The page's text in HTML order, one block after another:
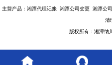
主营产品：湘潭代理记账 湘潭公司变更 湘潭公
清
版权所有：湘潭纳